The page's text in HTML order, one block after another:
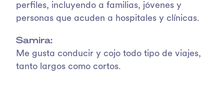
perfiles, incluyendo a familias, jóvenes y
personas que acuden a hospitales y clínicas.
Samira:
Me gusta conducir y cojo todo tipo de viajes,
tanto largos como cortos.